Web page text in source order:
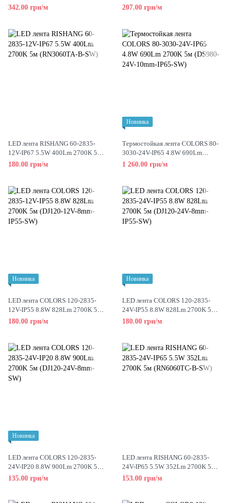
(RD00C8TC-A-SW)
342.00 грн/м
(RN68C0TA-B-SW)
207.00 грн/м
LED лента RISHANG 60-2835-
12V-IP67 5.5W 400Lm 2700K 5м
(RN3060TA-B-SW)
180.00 грн/м
Новинка
Термостойкая лента COLORS 80-
3030-24V-IP65 4.8W 690Lm
2700K 5м (DS980-24V-10mm-
1 260.00 грн/м
Новинка
LED лента COLORS 120-2835-
12V-IP55 8.8W 828Lm 2700K 5м
(DJ120-12V-8mm-IP55-SW)
180.00 грн/м
Новинка
LED лента COLORS 120-2835-
24V-IP55 8.8W 828Lm 2700K 5м
(DJ120-24V-8mm-IP55-SW)
180.00 грн/м
Новинка
LED лента COLORS 120-2835-
24V-IP20 8.8W 900Lm 2700K 5м
(DJ120-24V-8mm-SW)
135.00 грн/м
LED лента RISHANG 60-2835-
24V-IP65 5.5W 352Lm 2700K 5м
(RN6060TC-B-SW)
153.00 грн/м